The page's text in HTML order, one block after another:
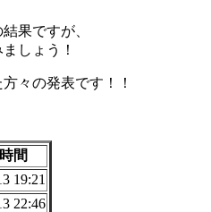
果ですが、
しょう！
々の発表です！！
間
19:21
22:46